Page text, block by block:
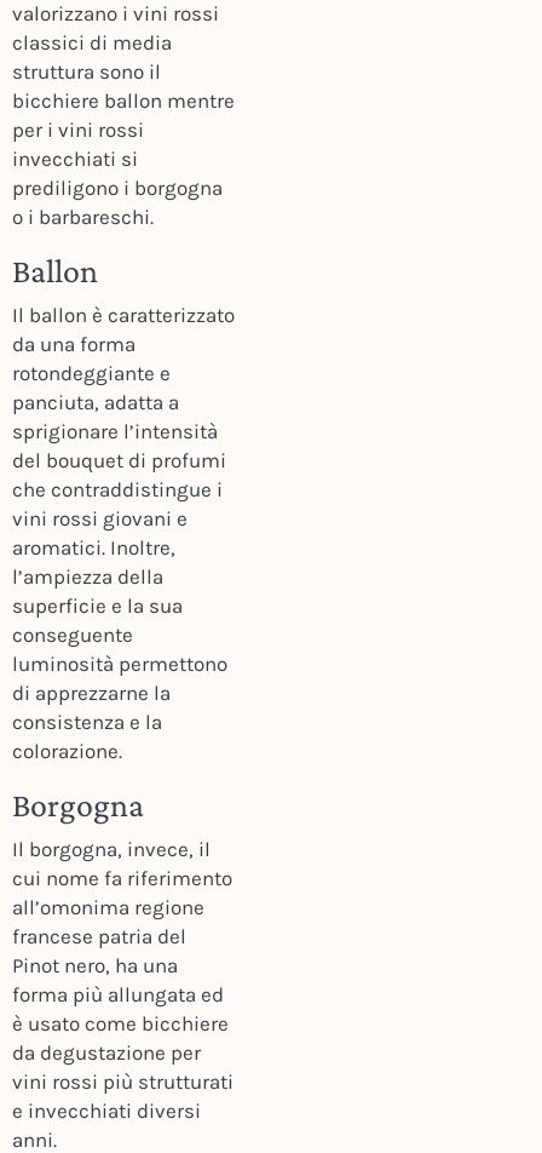
valorizzano i vini rossi
classici di media
struttura sono il
bicchiere ballon mentre
per i vini rossi
invecchiati si
prediligono i borgogna
o i barbareschi.
Ballon
Il ballon è caratterizzato
da una forma
rotondeggiante e
panciuta, adatta a
sprigionare l’intensità
del bouquet di profumi
che contraddistingue i
vini rossi giovani e
aromatici. Inoltre,
l’ampiezza della
superficie e la sua
conseguente
luminosità permettono
di apprezzarne la
consistenza e la
colorazione.
Borgogna
Il borgogna, invece, il
cui nome fa riferimento
all’omonima regione
francese patria del
Pinot nero, ha una
forma più allungata ed
è usato come bicchiere
da degustazione per
vini rossi più strutturati
e invecchiati diversi
anni.